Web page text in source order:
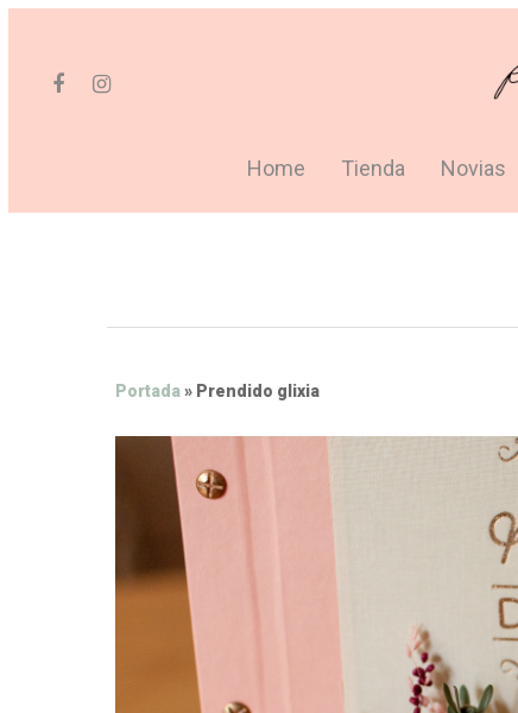
Hit enter to search or ESC to close
Home Tienda Novias
Portada» Prendido glixia